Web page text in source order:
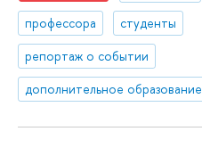
профессора
студенты
репортаж о событии
дополнительное образование